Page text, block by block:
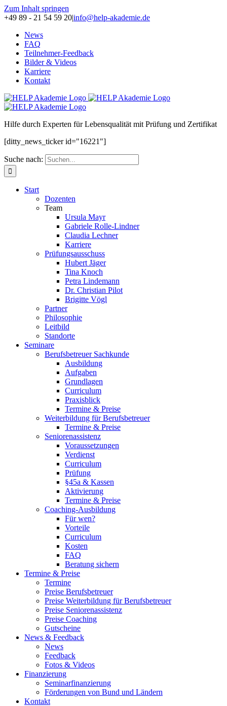
Zum Inhalt springen
+49 89 - 21 54 59 20|info@help-akademie.de
News
FAQ
Teilnehmer-Feedback
Bilder & Videos
Karriere
Kontakt
Hilfe durch Experten fürLebensqualität mit Prüfung und Zertifikat
[ditty_news_ticker id="16221"]
Suche nach:
Start
Dozenten
Team
Ursula Mayr
Gabriele Rolle-Lindner
Claudia Lechner
Karriere
Prüfungsausschuss
Hubert Jäger
Tina Knoch
Petra Lindemann
Dr. Christian Pilot
Brigitte Vögl
Partner
Philosophie
Leitbild
Standorte
Seminare
Berufsbetreuer Sachkunde
Ausbildung
Aufgaben
Grundlagen
Curriculum
Praxisblick
Termine & Preise
Weiterbildung für Berufsbetreuer
Termine & Preise
Seniorenassistenz
Voraussetzungen
Verdienst
Curriculum
Prüfung
§45a & Kassen
Aktivierung
Termine & Preise
Coaching-Ausbildung
Für wen?
Vorteile
Curriculum
Kosten
FAQ
Beratung sichern
Termine & Preise
Termine
Preise Berufsbetreuer
Preise Weiterbildung für Berufsbetreuer
Preise Seniorenassistenz
Preise Coaching
Gutscheine
News & Feedback
News
Feedback
Fotos & Videos
Finanzierung
Seminarfinanzierung
Förderungen von Bund und Ländern
Kontakt